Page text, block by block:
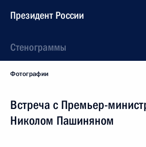
Президент России
Стенограммы
Фотографии
Встреча с Премьер-
Николом Пашиняном